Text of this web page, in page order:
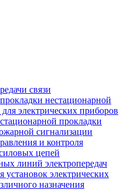
связи
нестационарной
электрических приборов
прокладки
сигнализации
и контроля
цепей
линий электропередач
установок электрических
назначения